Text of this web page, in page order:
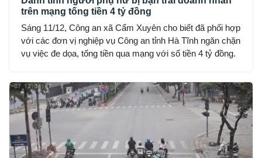
trên mạng tống tiền 4 tỷ đồng
Sáng 11/12, Công an xã Cẩm Xuyên cho biết đã phối hợp
với các đơn vị nghiệp vụ Công an tỉnh Hà Tĩnh ngăn chặn
vụ việc đe dọa, tống tiền qua mạng với số tiền 4 tỷ đồng.